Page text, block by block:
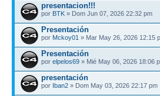
presentacion!!!
por BTK » Dom Jun 07, 2026 22:32 pm
Presentación
por Mckoy01 » Mar May 26, 2026 12:15
Presentación
por elpelos69 » Mié May 06, 2026 18:06
presentación
por Iban2 » Dom May 03, 2026 22:17 pm